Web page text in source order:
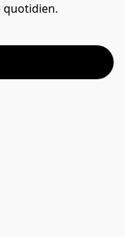
quotidien.